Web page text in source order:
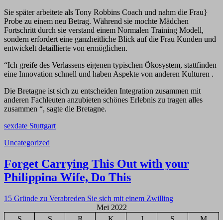
Sie später arbeitete als Tony Robbins Coach und nahm die Frau}
Probe zu einem neu Betrag. Während sie mochte Mädchen
Fortschritt durch sie verstand einem Normalen Training Modell,
sondern erfordert eine ganzheitliche Blick auf die Frau Kunden und
entwickelt detaillierte von ermöglichen.
“Ich greife des Verlassens eigenen typischen Ökosystem, stattfinden
eine Innovation schnell und haben Aspekte von anderen Kulturen .
Die Bretagne ist sich zu entscheiden Integration zusammen mit
anderen Fachleuten anzubieten schönes Erlebnis zu tragen alles
zusammen “, sagte die Bretagne.
sexdate Stuttgart
Uncategorized
Navigasi
pos
Forget Carrying This Out with your
Philippina Wife, Do This
15 Gründe zu Verabreden Sie sich mit einem Zwilling
Mei 2022